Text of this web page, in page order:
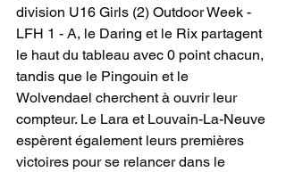
division U16 Girls (2) Outdoor Week -
LFH 1 - A, le Daring et le Rix partagent
le haut du tableau avec 0 point chacun,
tandis que le Pingouin et le
Wolvendael cherchent à ouvrir leur
compteur. Le Lara et Louvain-La-Neuve
espèrent également leurs premières
victoires pour se relancer dans le